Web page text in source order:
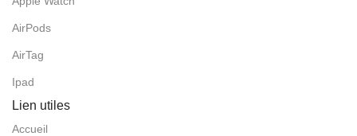
AirPods
AirTag
Ipad
Lien utiles
Accueil